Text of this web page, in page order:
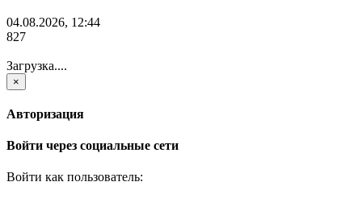
04.08.2026, 12:44
827
Загрузка....
×
Авторизация
Войти через социальные сети
Войти как пользователь: